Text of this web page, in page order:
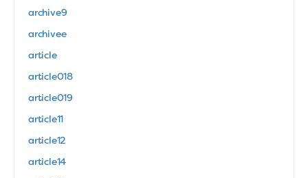
archive9
archivee
article
article018
article019
article11
article12
article14